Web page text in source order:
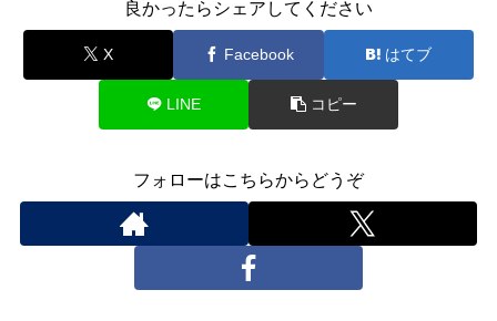
良かったらシェアしてください
X Facebook はてブ
LINE コピー
フォローはこちらからどうぞ